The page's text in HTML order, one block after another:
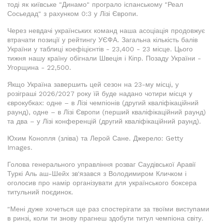
тоді як київське "Динамо" програло іспанському "Реал
Сосьедад" з рахунком 0:3 у Лізі Європи.
Через невдачі українських команд наша асоціація продовжує
втрачати позиції у рейтингу УЄФА. Загальна кількість балів
України у таблиці коефіцієнтів - 23,400 - 23 місце. Цього
тижня нашу країну обігнали Швеція і Кіпр. Позаду України -
Угорщина - 22,500.
Якщо Україна завершить цей сезон на 23-му місці, у
розіграші 2026/2027 року їй буде надано чотири місця у
єврокубках: одне – в Лізі чемпіонів (другий кваліфікаційний
раунд), одне – в Лізі Європи (перший кваліфікаційний раунд)
та два – у Лізі конференцій (другий кваліфікаційний раунд).
Юхим Конопля (зліва) та Лерой Сане. Джерело: Getty
Images.
Голова генерального управління розваг Саудівської Аравії
Туркі Аль аш-Шейх зв'язався з Володимиром Кличком і
оголосив про намір організувати для українського боксера
титульний поєдинок.
"Мені дуже хочеться ще раз спостерігати за твоїми виступами
в ринзі, коли ти знову прагнеш здобути титул чемпіона світу.